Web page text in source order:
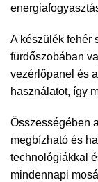
A készülék fehér
fürdőszobában
vezérlőpanel és
használatot, így
Összességében
megbízható és
technológiákkal
mindennapi